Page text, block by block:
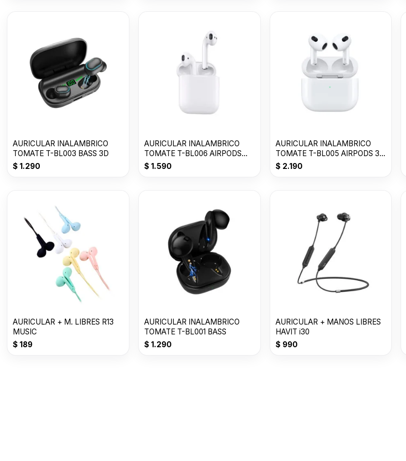
AURICULAR INALAMBRICO
TOMATE T-BL003 BASS 3D
$ 1.290
AURICULAR INALAMBRICO
TOMATE T-BL006 AIRPODS
2da GENERACION
$1.590
AURICULAR INALAMBRICO
TOMATE T-BL005 AIRPODS 3ra
Generacion
$2.190
AURICULAR + M. LIBRES R13
MUSIC
$ 189
AURICULAR INALAMBRICO
TOMATE T-BL001 BASS
$1.290
AURICULAR + MANOS LIBRES
HAVIT i30
$990